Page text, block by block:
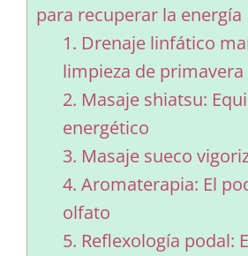
para recuperar la energía
1. Drenaje linfático
limpieza de primavera
2. Masaje shiatsu:
energético
3. Masaje sueco
4. Aromaterapia: El
olfato
5. Reflexología podal: